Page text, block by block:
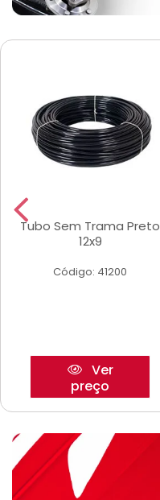
Tubo Sem Trama Preto
12x9
Código: 41200
Ver
preço